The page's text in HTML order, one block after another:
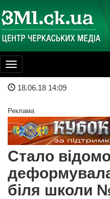
Toggle
navigation
18.06.18 14:09
Реклама
Стало
біля школи